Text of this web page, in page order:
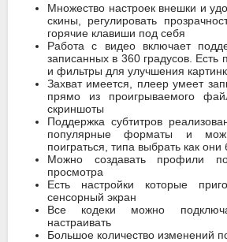
Множество настроек внешки и
скины, регулировать
горячие клавиши под себя
Работа с видео включает
записанных в 360 градусов. Есть
и фильтры для улучшения
Захват имеется, плеер умеет
прямо из проигрываемого
скриншоты
Поддержка субтитров
популярные форматы и
поиграться, типа выбрать как они
Можно создавать профили
просмотра
Есть настройки которые
сенсорный экран
Все кодеки можно
настраивать
Большое количество изменений